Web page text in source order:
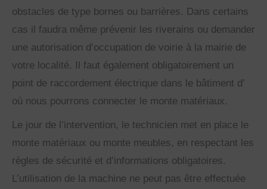
obstacles de type bornes ou barrières. Dans certains
cas il faudra même prévenir les riverains ou demander
une autorisation d’occupation de voirie à la mairie de
votre localité. Il faut également obligatoirement un
point de raccordement électrique dans le bâtiment d’
où nous pourrons connecter le monte matériaux.
Le jour de l’intervention, le technicien met en place le
monte matériaux ou monte meubles, en respectant les
règles de sécurité et d’informations obligatoires.
L’utilisation de la machine ne peut pas être effectuée